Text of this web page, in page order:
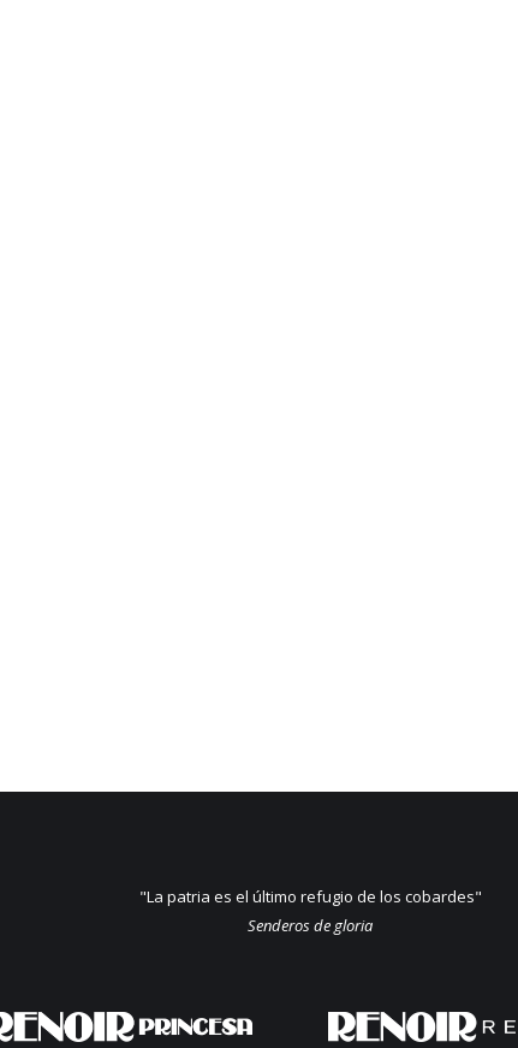
"La patria es el último refugio de los cobardes"
Senderos de gloria